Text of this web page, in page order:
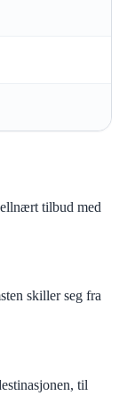
tilbud med
skiller seg fra
til